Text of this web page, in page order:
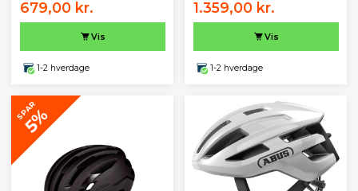
679,00 kr.
Vis
1-2 hverdage
1.359,00 kr.
Vis
1-2 hverdage
SPAR
5%